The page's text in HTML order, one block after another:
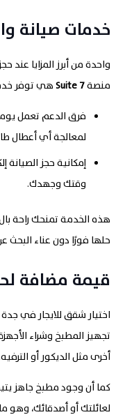
خدمات صيانة
واحدة من أبرز المزايا
منصة
Suite7
هي توفر
لمعالجة أي أعطال
إمكانية حجز الصيانة
وقتك وجهدك.
هذه الخدمة تمنحك راحة
حلها فورًا دون عناء البحث
قيمة مضافة
اختيار شقق للايجار في
تجهيز المطبخ وشراء
أخرى مثل الديكور أو
كما أن وجود مطبخ جاهز
لعائلتك أو أصدقائك،